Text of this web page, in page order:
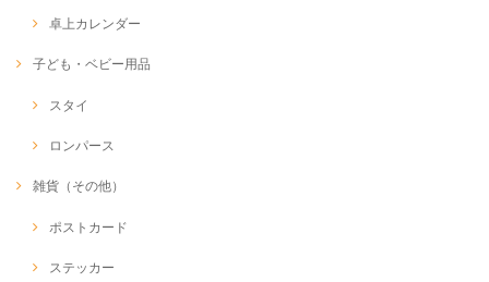
卓上カレンダー
子ども・ベビー用品
スタイ
ロンパース
雑貨（その他）
ポストカード
ステッカー